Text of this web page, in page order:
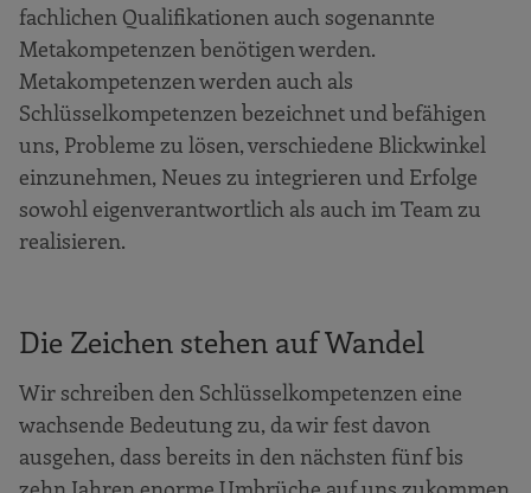
fachlichen Qualifikationen auch sogenannte
Metakompetenzen benötigen werden.
Metakompetenzen werden auch als
Schlüsselkompetenzen bezeichnet und befähigen
uns, Probleme zu lösen, verschiedene Blickwinkel
einzunehmen, Neues zu integrieren und Erfolge
sowohl eigenverantwortlich als auch im Team zu
realisieren.
Die Zeichen stehen auf Wandel
Wir schreiben den Schlüsselkompetenzen eine
wachsende Bedeutung zu, da wir fest davon
ausgehen, dass bereits in den nächsten fünf bis